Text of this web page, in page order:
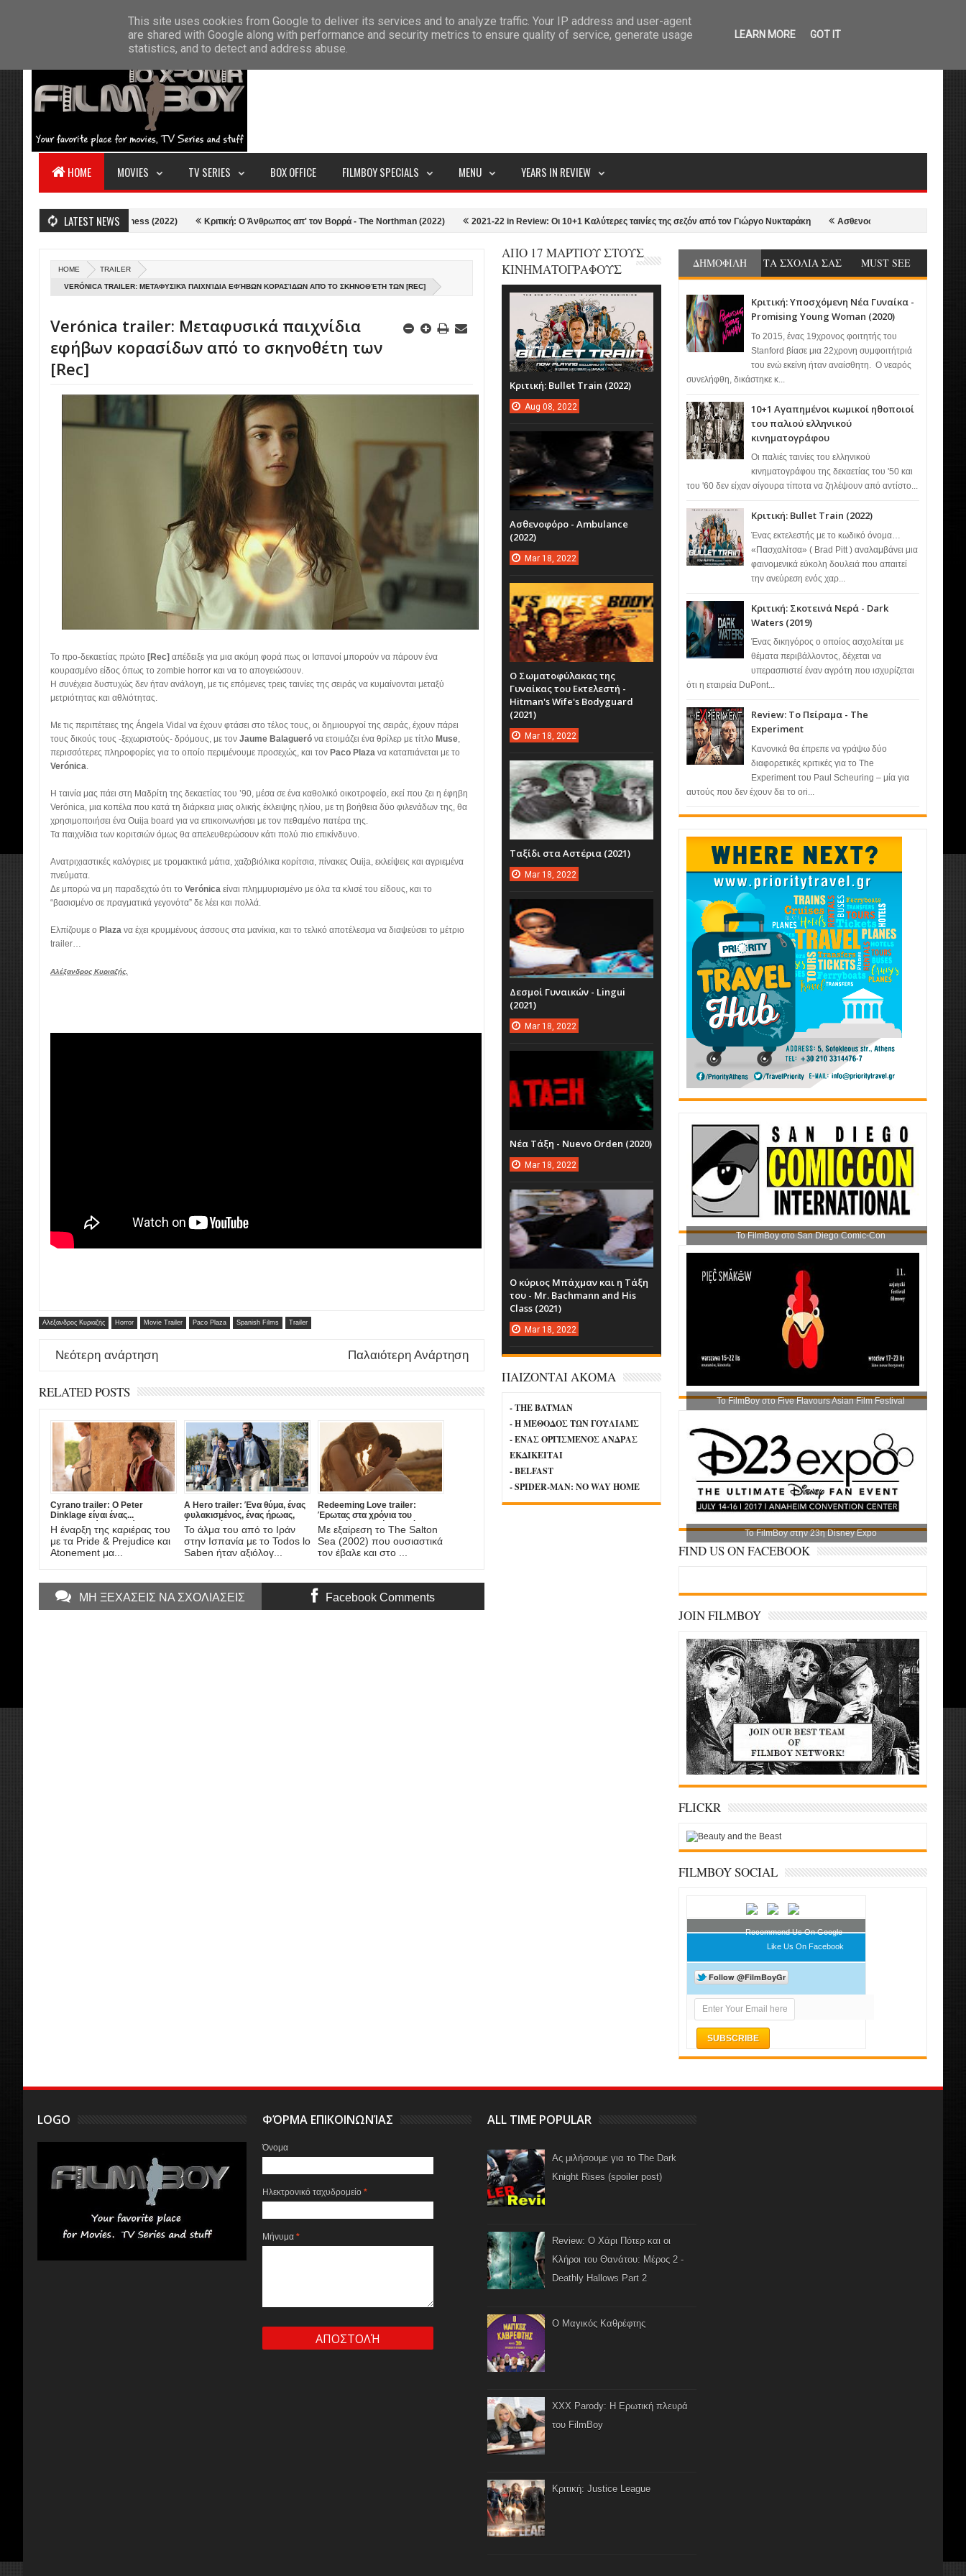
HOME ABOUT US CONTACT SITEMAP
HOME MOVIES TV SERIES BOX OFFICE FILMBOY SPECIALS MENU YEARS IN REVIEW
LATEST NEWS
the Multiverse of Madness (2022) Κριτική: Ο Άνθρωπος απ' τον Βορρά - The Northman (2022) 2021-22 in Review: Οι 10+1 Καλύτερες ταινίες της σεζόν από τον Γιώργο Νυκταράκη Ασθενοφόρο - Ambulance (2022)
HOME TRAILER
VERÓNICA TRAILER: ΜΕΤΑΦΥΣΙΚΆ ΠΑΙΧΝΊΔΙΑ ΕΦΉΒΩΝ ΚΟΡΑΣΊΔΩΝ ΑΠΌ ΤΟ ΣΚΗΝΟΘΈΤΗ ΤΩΝ [REC]
Verónica trailer: Μεταφυσικά παιχνίδια
εφήβων κορασίδων από το σκηνοθέτη των
[Rec]
Το προ-δεκαετίας πρώτο [Rec] απέδειξε για μια ακόμη φορά πως οι Ισπανοί μπορούν να πάρουν ένα
κουρασμένο είδος όπως το zombie horror και να το απογειώσουν.
Η συνέχεια δυστυχώς δεν ήταν ανάλογη, με τις επόμενες τρεις ταινίες της σειράς να κυμαίνονται μεταξύ
μετριότητας και αθλιότητας.
Με τις περιπέτειες της Ángela Vidal να έχουν φτάσει στο τέλος τους, οι δημιουργοί της σειράς, έχουν πάρει
τους δικούς τους -ξεχωριστούς- δρόμους, με τον Jaume Balagueró να ετοιμάζει ένα θρίλερ με τίτλο Muse,
περισσότερες πληροφορίες για το οποίο περιμένουμε προσεχώς, και τον Paco Plaza να καταπιάνεται με το
Verónica.
Η ταινία μας πάει στη Μαδρίτη της δεκαετίας του ’90, μέσα σε ένα καθολικό οικοτροφείο, εκεί που ζει η έφηβη
Verónica, μια κοπέλα που κατά τη διάρκεια μιας ολικής έκλειψης ηλίου, με τη βοήθεια δύο φιλενάδων της, θα
χρησιμοποιήσει ένα Ouija board για να επικοινωνήσει με τον πεθαμένο πατέρα της.
Τα παιχνίδια των κοριτσιών όμως θα απελευθερώσουν κάτι πολύ πιο επικίνδυνο.
Ανατριχιαστικές καλόγριες με τρομακτικά μάτια, χαζοβιόλικα κορίτσια, πίνακες Ouija, εκλείψεις και αγριεμένα
πνεύματα.
Δε μπορώ να μη παραδεχτώ ότι το Verónica είναι πλημμυρισμένο με όλα τα κλισέ του είδους, και το
“βασισμένο σε πραγματικά γεγονότα” δε λέει και πολλά.
Ελπίζουμε ο Plaza να έχει κρυμμένους άσσους στα μανίκια, και το τελικό αποτέλεσμα να διαψεύσει το μέτριο
trailer…
Αλέξανδρος Κυριαζής.
Αλέξανδρος Κυριαζής Horror Movie Trailer Paco Plaza Spanish Films Trailer
Νεότερη ανάρτηση Παλαιότερη Ανάρτηση
RELATED POSTS
Cyrano trailer: Ο Peter
Dinklage είναι ένας...
διαφορετικός Συρανό ντε
Μπερζεράκ στη νέα μιούζικαλ
διασκευή από το σκηνοθέτη
του Darkest Hour!
Η έναρξη της καριέρας του
με τα Pride & Prejudice και
Atonement μα...
A Hero trailer: Ένα θύμα, ένας
φυλακισμένος, ένας ήρωας,
ένας πατέρας. Έρχεται στο
Amazon η νέα ταινία του
Asghar Farhadi!
Το άλμα του από το Ιράν
στην Ισπανία με το Todos lo
Saben ήταν αξιόλογ...
Redeeming Love trailer:
Έρωτας στα χρόνια του
Χρυσού Πυρετού, στη νέα
ταινία του DJ Caruso
Με εξαίρεση το The Salton
Sea (2002) που ουσιαστικά
τον έβαλε και στο ...
ΜΗ ΞΕΧΑΣΕΙΣ ΝΑ ΣΧΟΛΙΑΣΕΙΣ Facebook Comments
ΔΗΜΟΦΙΛΗ ΤΑ ΣΧΟΛΙΑ ΣΑΣ MUST SEE
Κριτική: Υποσχόμενη Νέα Γυναίκα -
Promising Young Woman (2020)
Το 2015, ένας 19χρονος φοιτητής του
Stanford βίασε μια 22χρονη συμφοιτήτριά
του ενώ εκείνη ήταν αναίσθητη. Ο νεαρός
συνελήφθη, δικάστηκε κ...
10+1 Αγαπημένοι κωμικοί ηθοποιοί
του παλιού ελληνικού
κινηματογράφου
Οι παλιές ταινίες του ελληνικού
κινηματογράφου της δεκαετίας του '50 και
του '60 δεν είχαν σίγουρα τίποτα να ζηλέψουν από αντίστο...
Κριτική: Bullet Train (2022)
Ένας εκτελεστής με το κωδικό όνομα…
«Πασχαλίτσα» ( Brad Pitt ) αναλαμβάνει μια
φαινομενικά εύκολη δουλειά που απαιτεί
την ανεύρεση ενός χαρ...
Κριτική: Σκοτεινά Νερά - Dark
Waters (2019)
Ένας δικηγόρος ο οποίος ασχολείται με
θέματα περιβάλλοντος, δέχεται να
υπερασπιστεί έναν αγρότη που ισχυρίζεται
ότι η εταιρεία DuPont...
Review: Το Πείραμα - The
Experiment
Κανονικά θα έπρεπε να γράψω δύο
διαφορετικές κριτικές για το The
Experiment του Paul Scheuring – μία για
αυτούς που δεν έχουν δει το ori...
Το FilmBoy στο San Diego Comic-Con
Το FilmBoy στο Five Flavours Asian Film Festival
Το FilmBoy στην 23η Disney Expo
FIND US ON FACEBOOK
JOIN FILMBOY
FLICKR
FILMBOY SOCIAL
Recommend Us On Google
Like Us On Facebook
ΑΠΟ 17 ΜΑΡΤΙΟΥ ΣΤΟΥΣ
ΚΙΝΗΜΑΤΟΓΡΑΦΟΥΣ
Κριτική: Bullet Train (2022)
Aug 08, 2022
Ασθενοφόρο - Ambulance
(2022)
Mar 18, 2022
Ο Σωματοφύλακας της
Γυναίκας του Εκτελεστή -
Hitman's Wife's Bodyguard
(2021)
Mar 18, 2022
Ταξίδι στα Αστέρια (2021)
Mar 18, 2022
Δεσμοί Γυναικών - Lingui
(2021)
Mar 18, 2022
Νέα Τάξη - Nuevo Orden (2020)
Mar 18, 2022
Ο κύριος Μπάχμαν και η Τάξη
του - Mr. Bachmann and His
Class (2021)
Mar 18, 2022
ΠΑΙΖΟΝΤΑΙ ΑΚΟΜΑ
- THE BATMAN
- Η ΜΕΘΟΔΟΣ ΤΩΝ ΓΟΥΛΙΑΜΣ
- ΕΝΑΣ ΟΡΓΙΣΜΕΝΟΣ ΑΝΔΡΑΣ
ΕΚΔΙΚΕΙΤΑΙ
- BELFAST
- SPIDER-MAN: NO WAY HOME
LOGO ΦΌΡΜΑ ΕΠΙΚΟΙΝΩΝΊΑΣ
Όνομα
Ηλεκτρονικό ταχυδρομείο*
Μήνυμα*
ALL TIME POPULAR
Ας μιλήσουμε για το The Dark
Knight Rises (spoiler post)
Review: Ο Χάρι Πότερ και οι
Κλήροι του Θανάτου: Μέρος 2 -
Deathly Hallows Part 2
Ο Μαγικός Καθρέφτης
XXX Parody: Η Ερωτική πλευρά
του FilmBoy
Κριτική: Justice League
This site uses cookies from Google to deliver its services and to analyze traffic. Your IP address and user-agent
are shared with Google along with performance and security metrics to ensure quality of service, generate usage
statistics, and to detect and address abuse.
LEARN MORE GOT IT